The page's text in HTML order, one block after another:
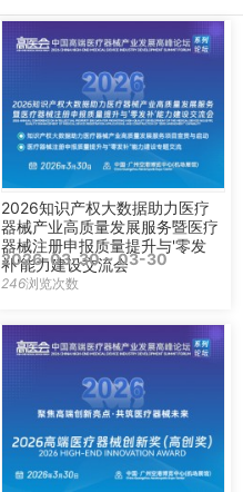
2026知识产权大数据助力医疗
器械产业高质量发展服务暨医疗
器械注册申报质量提升与'零发
补'能力建设交流会
2026-03-30 ~ 03-30
246浏览次数